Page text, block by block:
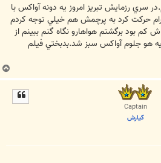
رزمايش تبريز امروز يه دونه آواکس با
حرکت کرد به پرچمش هم خيلي توجه کردم
بود برگشتم هواهارو نگاه گنم ببينم از
يه هو جلوم آواکس سبز شد.بدبختي فيلم
Captain
كيارش